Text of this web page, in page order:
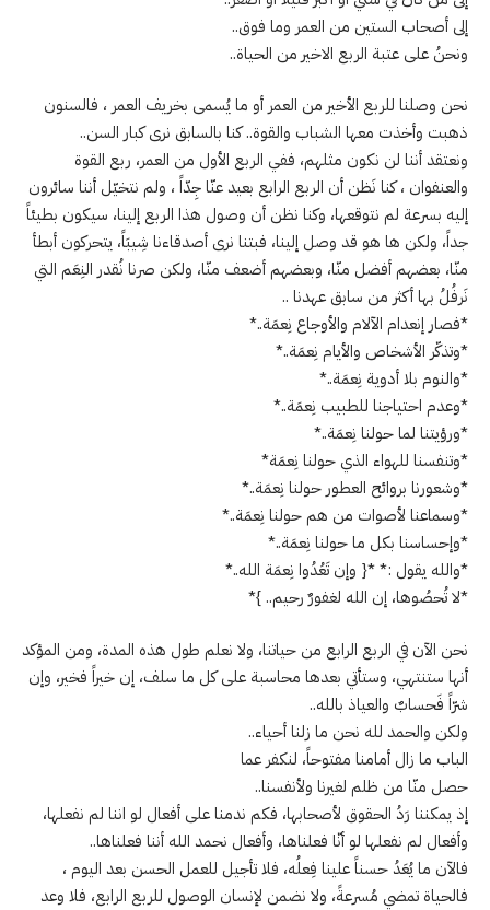
إلى أصحاب الستين من العمر وما فوق..
ونحنُ على عتبة الربع الاخير من الحياة..
نحن وصلنا للربع الأخير من العمر أو ما يُسمى بخريف العمر ، فالسنون
ذهبت وأخذت معها الشباب والقوة.. كنا بالسابق نرى كبار السن..
ونعتقد أننا لن نكون مثلهم، ففي الربع الأول من العمر، ربع القوة
والعنفوان ، كنا نَظن أن الربع الرابع بعيد عنّا جِدّاً ، ولم نتخيّل أننا سائرون
إليه بسرعة لم نتوقعها، وكنا نظن أن وصول هذا الربع إلينا، سيكون بطيئاً
جداً، ولكن ها هو قد وصل إلينا، فبتنا نرى أصدقاءنا شِيبَاً، يتحركون أبطأ
منّا، بعضهم أفضل منّا، وبعضهم أضعف منّا، ولكن صرنا نُقدر النِعَم التي
نَرفُلُ بها أكثر من سابق عهدنا ..
*فصار إنعدام الآلام والأوجاع نِعمَة..*
*وتذكّر الأشخاص والأيام نِعمَة..*
*والنوم بلا أدوية نِعمَة..*
*وعدم احتياجنا للطبيب نِعمَة..*
*ورؤيتنا لما حولنا نِعمَة..*
*وتنفسنا للهواء الذي حولنا نِعمَة*
*وشعورنا بروائح العطور حولنا نِعمَة..*
*وسماعنا لأصوات من هم حولنا نِعمَة..*
*وإحساسنا بكل ما حولنا نِعمَة..*
*والله يقول :* *{ وإن تَعُدُوا نِعمَة الله..*
*لا تُحصُوها، إن الله لغفورٌ رحيم.. }*
نحن الآن في الربع الرابع من حياتنا، ولا نعلم طول هذه المدة، ومن المؤكد
أنها ستنتهي، وستأتي بعدها محاسبة على كل ما سلف، إن خيراً فخير، وإن
شرّاً فَحسابٌ والعياذ بالله..
ولكن والحمد لله نحن ما زلنا أحياء..
الباب ما زال أمامنا مفتوحاً، لنكفر عما
حصل منّا من ظلم لغيرنا ولأنفسنا..
إذ يمكننا رَدُ الحقوق لأصحابها، فكم ندمنا على أفعال لو اننا لم نفعلها،
وأفعال لم نفعلها لو أنّا فعلناها، وأفعال نحمد الله أننا فعلناها..
فالآن ما يُعَدُ حسناً علينا فِعلُه، فلا تأجيل للعمل الحسن بعد اليوم ،
فالحياة تمضي مُسرعةً، ولا نضمن لإنسان الوصول للربع الرابع، فلا وعد